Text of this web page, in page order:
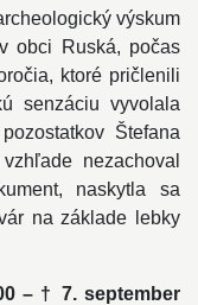
výskum
obci Ruská, počas
ktoré pričlenili
senzáciu vyvolala
Štefana
nezachoval
naskytla sa
na základe lebky
– † 7. september